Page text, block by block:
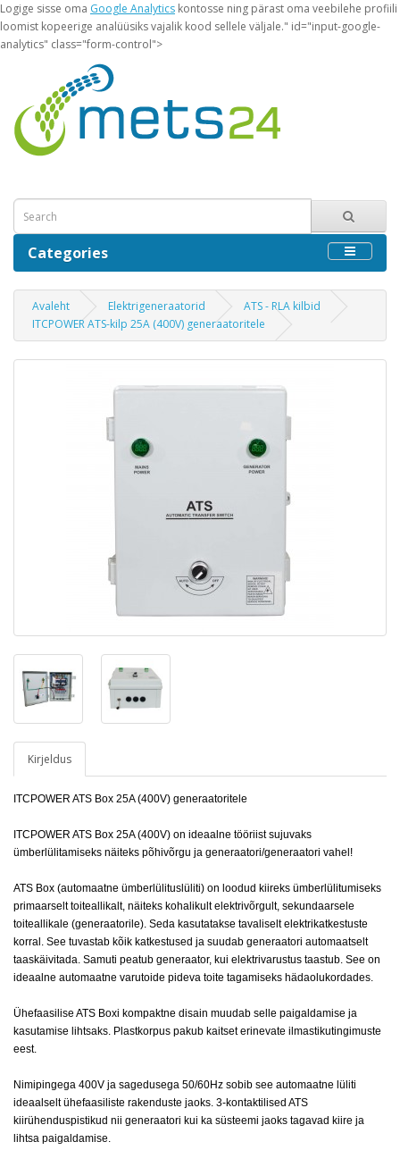
Logige sisse oma Google Analytics kontosse ning pärast oma veebilehe profiili
loomist kopeerige analüüsiks vajalik kood sellele väljale." id="input-google-
analytics" class="form-control">
Categories
Avaleht Elektrigeneraatorid
ATS - RLA kilbid
ITCPOWER ATS-kilp 25A (400V) generaatoritele
Kirjeldus
ITCPOWER ATS Box 25A (400V) generaatoritele
ITCPOWER ATS Box 25A (400V) on ideaalne tööriist sujuvaks
ümberlülitamiseks näiteks põhivõrgu ja generaatori/generaatori vahel!
ATS Box (automaatne ümberlülituslüliti) on loodud kiireks ümberlülitumiseks
primaarselt toiteallikalt, näiteks kohalikult elektrivõrgult, sekundaarsele
toiteallikale (generaatorile). Seda kasutatakse tavaliselt elektrikatkestuste
korral. See tuvastab kõik katkestused ja suudab generaatori automaatselt
taaskäivitada. Samuti peatub generaator, kui elektrivarustus taastub. See on
ideaalne automaatne varutoide pideva toite tagamiseks hädaolukordades.
Ühefaasilise ATS Boxi kompaktne disain muudab selle paigaldamise ja
kasutamise lihtsaks. Plastkorpus pakub kaitset erinevate ilmastikutingimuste
eest.
Nimipingega 400V ja sagedusega 50/60Hz sobib see automaatne lüliti
ideaalselt ühefaasiliste rakenduste jaoks. 3-kontaktilised ATS
kiirühenduspistikud nii generaatori kui ka süsteemi jaoks tagavad kiire ja
lihtsa paigaldamise.